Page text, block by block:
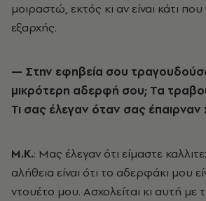
μοιραστώ, εκτός κι αν είναι κάτι
εξαρχής.
— Στην εφηβεία σου
μικρότερη αδερφή σου; Τα
Τι σας έλεγαν όταν σας έπαιρναν
Μ.Κ.: Μας έλεγαν ότι είμαστε
αλήθεια είναι ότι το αδερφάκι μου
ντουέτο μου. Ασχολείται κι αυτή με